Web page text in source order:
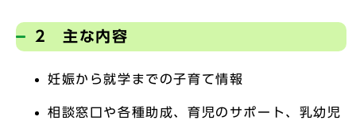
2 主な内容
妊娠から就学までの子育て情報
相談窓口や各種助成、育児のサポート、乳幼児